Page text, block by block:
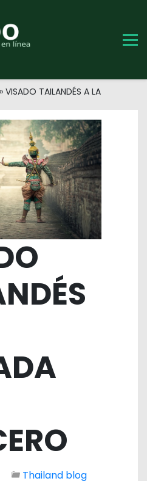
» VISADO TAILANDÉS A LA
Thailand blog